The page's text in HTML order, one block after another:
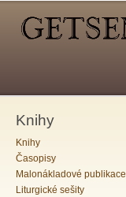
Knihy
Knihy
Časopisy
Malonákladové publikace
Liturgické sešity